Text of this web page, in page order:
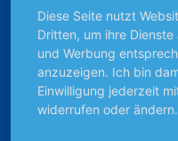
Sicher mit SSL-
Highlights
Archiv
Diese Seite nutzt
Dritten, um ihre
und Werbung
anzuzeigen. Ich bin
Einwilligung jederzeit
widerrufen oder ändern.